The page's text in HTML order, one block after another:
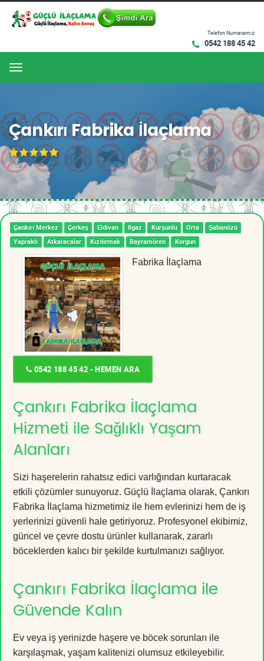
Telefon Numaramız:
0542 188 45 42
Menu
Çankırı Fabrika İlaçlama
Çankırı Merkez Çerkeş Eldivan Ilgaz Kurşunlu Orta
Şabanözü
Yapraklı
Atkaracalar Kızılırmak Bayramören Korgun
Fabrika İlaçlama
0542 188 45 42 - HEMEN ARA
Çankırı Fabrika İlaçlama
Hizmeti ile Sağlıklı Yaşam
Alanları
Sizi haşerelerin rahatsız edici varlığından kurtaracak
etkili çözümler sunuyoruz. Güçlü İlaçlama olarak, Çankırı
Fabrika İlaçlama hizmetimiz ile hem evlerinizi hem de iş
yerlerinizi güvenli hale getiriyoruz. Profesyonel ekibimiz,
güncel ve çevre dostu ürünler kullanarak, zararlı
böceklerden kalıcı bir şekilde kurtulmanızı sağlıyor.
Çankırı Fabrika İlaçlama ile
Güvende Kalın
Ev veya iş yerinizde haşere ve böcek sorunları ile
karşılaşmak, yaşam kalitenizi olumsuz etkileyebilir.